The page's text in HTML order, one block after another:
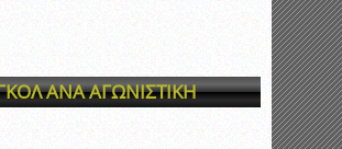
ΑΝΑ ΑΓΩΝΙΣΤΙΚΗ